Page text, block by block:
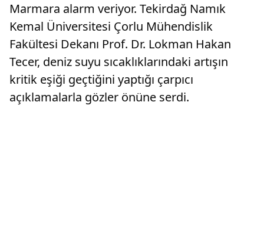
Marmara alarm veriyor. Tekirdağ Namık
Kemal Üniversitesi Çorlu Mühendislik
Fakültesi Dekanı Prof. Dr. Lokman Hakan
Tecer, deniz suyu sıcaklıklarındaki artışın
kritik eşiği geçtiğini yaptığı çarpıcı
açıklamalarla gözler önüne serdi.